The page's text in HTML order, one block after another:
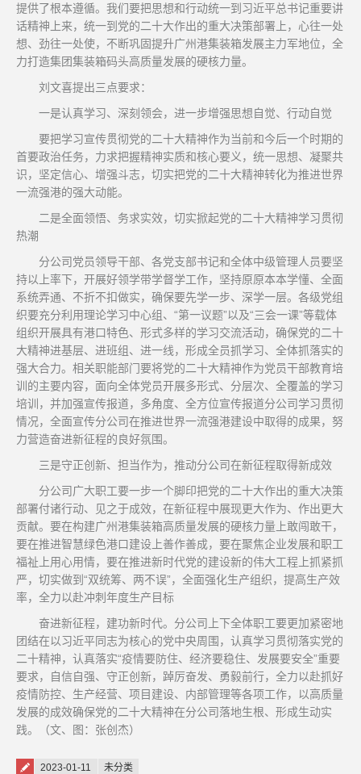
提供了根本遵循。我们要把思想和行动统一到习近平总书记重要讲
话精神上来，统一到党的二十大作出的重大决策部署上，心往一处
想、劲往一处使，不断巩固提升广州港集装箱发展主力军地位，全
力打造集团集装箱码头高质量发展的硬核力量。
刘文喜提出三点要求：
一是认真学习、深刻领会，进一步增强思想自觉、行动自觉
要把学习宣传贯彻党的二十大精神作为当前和今后一个时期的
首要政治任务，力求把握精神实质和核心要义，统一思想、凝聚共
识，坚定信心、增强斗志，切实把党的二十大精神转化为推进世界
一流强港的强大动能。
二是全面领悟、务求实效，切实掀起党的二十大精神学习贯彻
热潮
分公司党员领导干部、各党支部书记和全体中级管理人员要坚
持以上率下，开展好领学带学督学工作，坚持原原本本学懂、全面
系统弄通、不折不扣做实，确保要先学一步、深学一层。各级党组
织要充分利用理论学习中心组、“第一议题”以及“三会一课”等载体
组织开展具有港口特色、形式多样的学习交流活动，确保党的二十
大精神进基层、进班组、进一线，形成全员抓学习、全体抓落实的
强大合力。相关职能部门要将党的二十大精神作为党员干部教育培
训的主要内容，面向全体党员开展多形式、分层次、全覆盖的学习
培训，并加强宣传报道，多角度、全方位宣传报道分公司学习贯彻
情况，全面宣传分公司在推进世界一流强港建设中取得的成果，努
力营造奋进新征程的良好氛围。
三是守正创新、担当作为，推动分公司在新征程取得新成效
分公司广大职工要一步一个脚印把党的二十大作出的重大决策
部署付诸行动、见之于成效，在新征程中展现更大作为、作出更大
贡献。要在构建广州港集装箱高质量发展的硬核力量上敢闯敢干，
要在推进智慧绿色港口建设上善作善成，要在聚焦企业发展和职工
福祉上用心用情，要在推进新时代党的建设新的伟大工程上抓紧抓
严，切实做到“双统筹、两不误”，全面强化生产组织，提高生产效
率，全力以赴冲刺年度生产目标
奋进新征程，建功新时代。分公司上下全体职工要更加紧密地
团结在以习近平同志为核心的党中央周围，认真学习贯彻落实党的
二十精神，认真落实“疫情要防住、经济要稳住、发展要安全”重要
要求，自信自强、守正创新，踔厉奋发、勇毅前行，全力以赴抓好
疫情防控、生产经营、项目建设、内部管理等各项工作，以高质量
发展的成效确保党的二十大精神在分公司落地生根、形成生动实
践。（文、图：张创杰）
Posted on
2023-01-11 未分类